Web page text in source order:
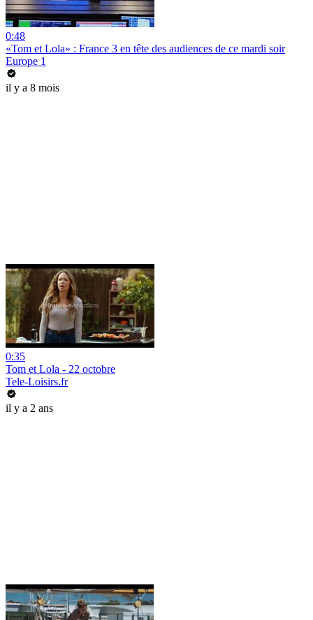
0:48
«Tom et Lola» : France 3 en tête des audiences de ce mardi soir
Europe 1
il y a 8 mois
0:35
Tom et Lola - 22 octobre
Tele-Loisirs.fr
il y a 2 ans